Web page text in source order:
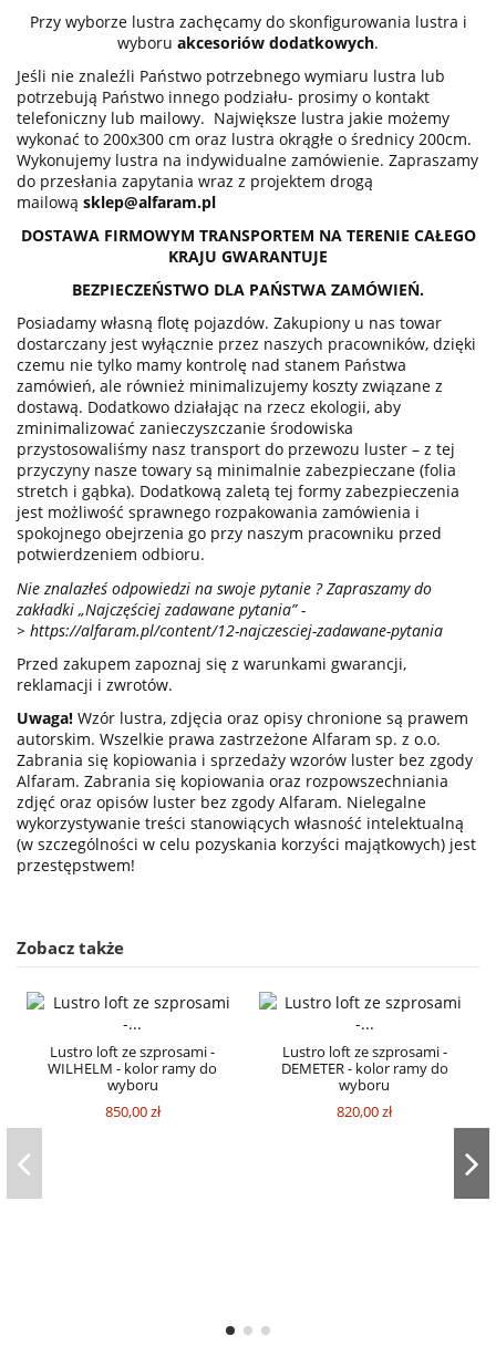
Przy wyborze lustra zachęcamy do skonfigurowania lustra i
wyboru akcesoriów dodatkowych.
Jeśli nie znaleźli Państwo potrzebnego wymiaru lustra lub
potrzebują Państwo innego podziału- prosimy o kontakt
telefoniczny lub mailowy. Największe lustra jakie możemy
wykonać to 200x300 cm oraz lustra okrągłe o średnicy 200cm.
Wykonujemy lustra na indywidualne zamówienie. Zapraszamy
do przesłania zapytania wraz z projektem drogą
mailową sklep@alfaram.pl
DOSTAWA FIRMOWYM TRANSPORTEM NA TERENIE CAŁEGO
KRAJU GWARANTUJE
BEZPIECZEŃSTWO DLA PAŃSTWA ZAMÓWIEŃ.
Posiadamy własną flotę pojazdów. Zakupiony u nas towar
dostarczany jest wyłącznie przez naszych pracowników, dzięki
czemu nie tylko mamy kontrolę nad stanem Państwa
zamówień, ale również minimalizujemy koszty związane z
dostawą. Dodatkowo działając na rzecz ekologii, aby
zminimalizować zanieczyszczanie środowiska
przystosowaliśmy nasz transport do przewozu luster – z tej
przyczyny nasze towary są minimalnie zabezpieczane (folia
stretch i gąbka). Dodatkową zaletą tej formy zabezpieczenia
jest możliwość sprawnego rozpakowania zamówienia i
spokojnego obejrzenia go przy naszym pracowniku przed
potwierdzeniem odbioru.
Nie znalazłeś odpowiedzi na swoje pytanie ? Zapraszamy do
zakładki „Najczęściej zadawane pytania” -
> https://alfaram.pl/content/12-najczesciej-zadawane-pytania
Przed zakupem zapoznaj się z warunkami gwarancji,
reklamacji i zwrotów.
Uwaga! Wzór lustra, zdjęcia oraz opisy chronione są prawem
autorskim. Wszelkie prawa zastrzeżone Alfaram sp. z o.o.
Zabrania się kopiowania i sprzedaży wzorów luster bez zgody
Alfaram. Zabrania się kopiowania oraz rozpowszechniania
zdjęć oraz opisów luster bez zgody Alfaram. Nielegalne
wykorzystywanie treści stanowiących własność intelektualną
(w szczególności w celu pozyskania korzyści majątkowych) jest
przestępstwem!
Zobacz także
Lustro loft ze szprosami -
WILHELM - kolor ramy do
wyboru
850,00 zł
Lustro loft ze szprosami -
DEMETER - kolor ramy do
wyboru
820,00 zł